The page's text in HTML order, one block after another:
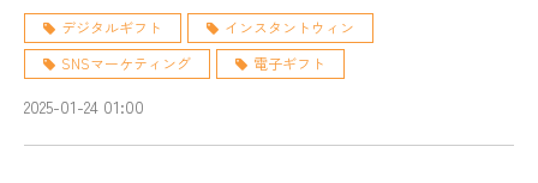
デジタルギフト
インスタントウィン
SNSマーケティング
電子ギフト
2025-01-24 01:00